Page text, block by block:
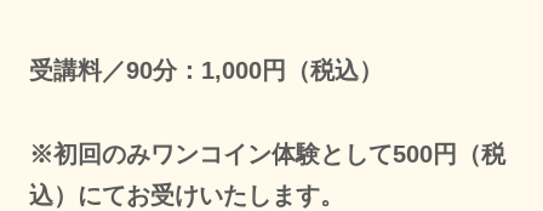
受講料／90分：1,000円（税込）
※初回のみワンコイン体験として500円（税
込）にてお受けいたします。